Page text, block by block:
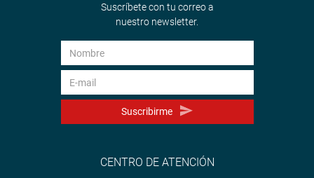
Suscríbete con tu correo a
nuestro newsletter.
Suscribirme
CENTRO DE ATENCIÓN